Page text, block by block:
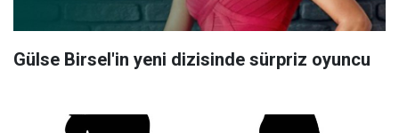
Gülse Birsel'in yeni dizisinde sürpriz oyuncu